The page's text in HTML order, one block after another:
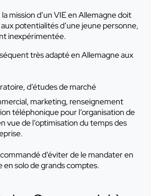
mission d’un VIE en Allemagne doit
potentialités d’une jeune personne,
inexpérimentée.
très adapté en Allemagne aux
d’études de marché
marketing, renseignement
téléphonique pour l’organisation de
vue de l’optimisation du temps des
d’éviter de le mandater en
en solo de grands comptes.